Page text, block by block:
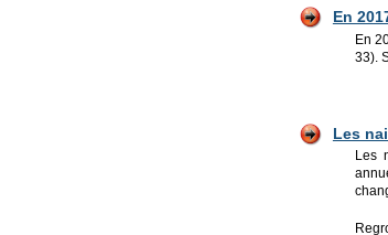
En
En
33).
Les
Les